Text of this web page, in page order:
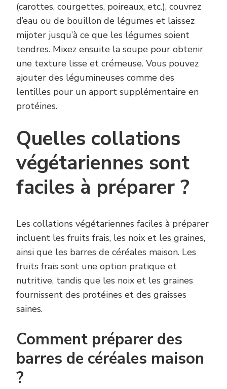
(carottes, courgettes, poireaux, etc.), couvrez
d’eau ou de bouillon de légumes et laissez
mijoter jusqu’à ce que les légumes soient
tendres. Mixez ensuite la soupe pour obtenir
une texture lisse et crémeuse. Vous pouvez
ajouter des légumineuses comme des
lentilles pour un apport supplémentaire en
protéines.
Quelles collations
végétariennes sont
faciles à préparer ?
Les collations végétariennes faciles à préparer
incluent les fruits frais, les noix et les graines,
ainsi que les barres de céréales maison. Les
fruits frais sont une option pratique et
nutritive, tandis que les noix et les graines
fournissent des protéines et des graisses
saines.
Comment préparer des
barres de céréales maison
?